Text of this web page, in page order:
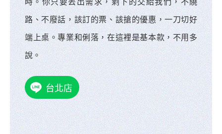
路、不廢話，該訂的票、該搶的優惠，一刀切好
端上桌。專業和俐落，在這裡是基本款，不用多
說。
台北店